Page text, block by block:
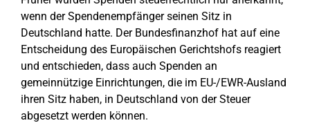
wenn der Spendenempfänger seinen Sitz in
Deutschland hatte. Der Bundesfinanzhof hat auf eine
Entscheidung des Europäischen Gerichtshofs reagiert
und entschieden, dass auch Spenden an
gemeinnützige Einrichtungen, die im EU-/EWR-Ausland
ihren Sitz haben, in Deutschland von der Steuer
abgesetzt werden können.